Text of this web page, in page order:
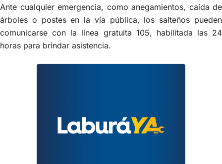
Ante cualquier emergencia, como anegamientos, caída de
árboles o postes en la vía pública, los salteños pueden
comunicarse con la línea gratuita 105, habilitada las 24
horas para brindar asistencia.